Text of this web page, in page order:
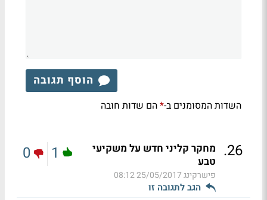
הוסף תגובה
השדות המסומנים ב-*הם שדות חובה
26
. מחקר קליני חדש על משקיעי
טבע
פישרקינג25/05/2017 08:12
הגב לתגובה זו
1
0